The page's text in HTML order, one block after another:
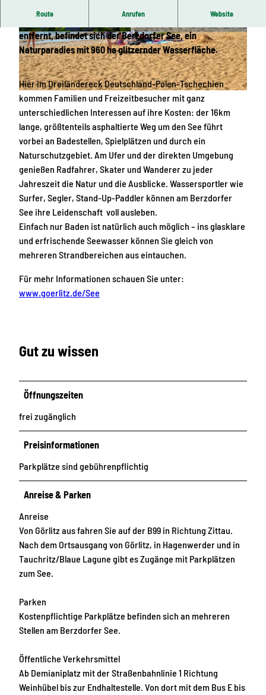
© Europastadt GörlitzZgorzelec GmbH, Archiv Europastadt GörlitzZgorzelec GmbH |
© Europastadt GörlitzZgorzelec GmbH, Archiv
Europastadt GörlitzZgorzelec GmbH |
CC-BY-SA
© Europastadt GörlitzZgorzelec GmbH, Archiv
Europastadt GörlitzZgorzelec GmbH |
CC-BY-SA
Route Anrufen Website
entfernt, befindet sich der Berzdorfer See, ein
Naturparadies mit 960 ha glitzernder Wasserfläche.
Hier im Dreiländereck Deutschland-Polen-Tschechien
kommen Familien und Freizeitbesucher mit ganz
unterschiedlichen Interessen auf ihre Kosten: der 16km
lange, größtenteils asphaltierte Weg um den See führt
vorbei an Badestellen, Spielplätzen und durch ein
Naturschutzgebiet. Am Ufer und der direkten Umgebung
genießen Radfahrer, Skater und Wanderer zu jeder
Jahreszeit die Natur und die Ausblicke. Wassersportler wie
Surfer, Segler, Stand-Up-Paddler können am Berzdorfer
See ihre Leidenschaft voll ausleben.
Einfach nur Baden ist natürlich auch möglich – ins glasklare
und erfrischende Seewasser können Sie gleich von
mehreren Strandbereichen aus eintauchen.
Für mehr Informationen schauen Sie unter:
www.goerlitz.de/See
Gut zu wissen
Öffnungszeiten
frei zugänglich
Preisinformationen
Parkplätze sind gebührenpflichtig
Anreise & Parken
Anreise
Von Görlitz aus fahren Sie auf der B99 in Richtung Zittau.
Nach dem Ortsausgang von Görlitz, in Hagenwerder und in
Tauchritz/Blaue Lagune gibt es Zugänge mit Parkplätzen
zum See.
Parken
Kostenpflichtige Parkplätze befinden sich an mehreren
Stellen am Berzdorfer See.
Öffentliche Verkehrsmittel
Ab Demianiplatz mit der Straßenbahnlinie 1 Richtung
Weinhübel bis zur Endhaltestelle. Von dort mit dem Bus E bis